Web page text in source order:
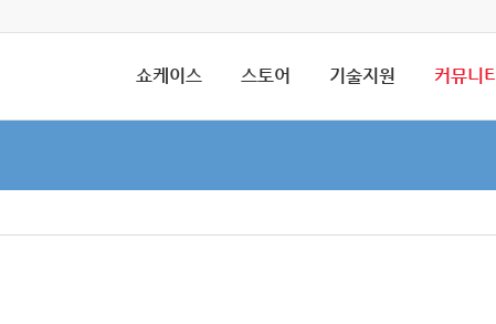
쇼케이스 스토어 기술지원 커뮤니티